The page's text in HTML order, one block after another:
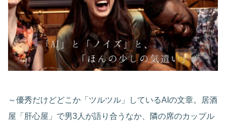
～優秀だけどどこか「ツルツル」しているAIの文章。居酒
屋「肝心屋」で男3人が語り合うなか、隣の席のカップル